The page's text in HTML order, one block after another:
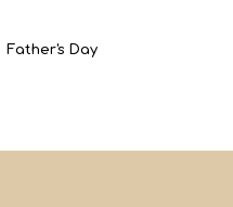
Father's Day